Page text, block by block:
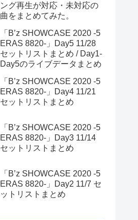
ング再生が対応・未対応の
曲をまとめてみた。
「B’z SHOWCASE 2020 -5
ERAS 8820-」Day5 11/28
セットリストまとめ / Day1-
Day5のライブデータまとめ
「B’z SHOWCASE 2020 -5
ERAS 8820-」Day4 11/21
セットリストまとめ
「B’z SHOWCASE 2020 -5
ERAS 8820-」Day3 11/14
セットリストまとめ
「B’z SHOWCASE 2020 -5
ERAS 8820-」Day2 11/7 セ
ットリストまとめ